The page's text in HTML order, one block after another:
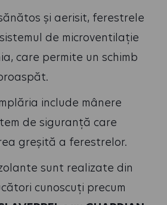
și aerisit, ferestrele
de microventilație
care permite un schimb
include mânere
de siguranță care
greșită a ferestrelor.
sunt realizate din
cunoscuți precum